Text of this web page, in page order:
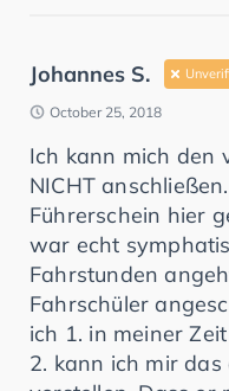
Johannes S.
October 25, 2018
Ich kann mich den
NICHT
Führerschein hier
war echt
Fahrstunden
Fahrschüler
ich 1. in meiner
2. kann ich mir